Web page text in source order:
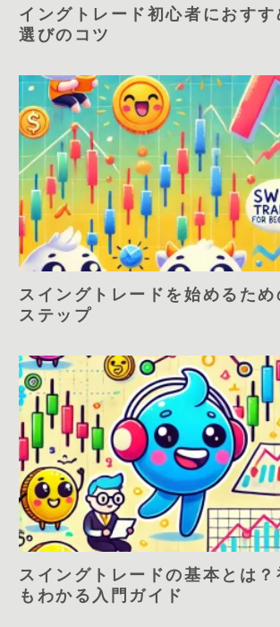
イングトレード初心者におすす
選びのコツ
スイングトレードを始めるため
ステップ
スイングトレードの基本とは
もわかる入門ガイド